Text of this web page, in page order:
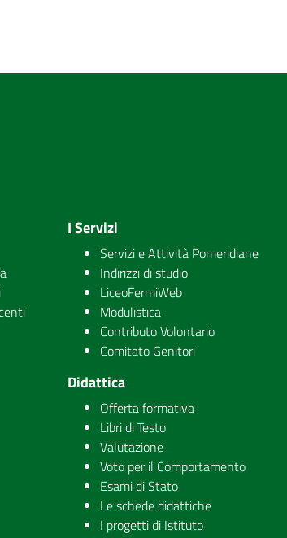
I Servizi
Servizi e Attività Pomeridiane
Indirizzi di studio
LiceoFermiWeb
Modulistica
Contributo Volontario
Comitato Genitori
Didattica
Offerta formativa
Libri di Testo
Valutazione
Voto per il Comportamento
Esami di Stato
Le schede didattiche
I progetti di Istituto